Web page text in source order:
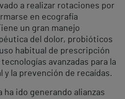
a realizar rotaciones por
en ecografía
un gran manejo
del dolor, probióticos
habitual de prescripción
avanzadas para la
y la prevención de recaídas.
ha ido generando alianzas